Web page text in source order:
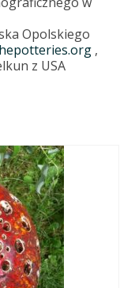
Opolskiego
,
z USA